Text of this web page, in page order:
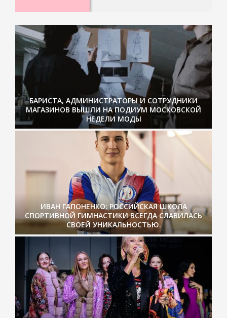
БАРИСТА, АДМИНИСТРАТОРЫ И СОТРУДНИКИ
МАГАЗИНОВ ВЫШЛИ НА ПОДИУМ МОСКОВСКОЙ
НЕДЕЛИ МОДЫ
ИВАН ГАПОНЕНКО: РОССИЙСКАЯ ШКОЛА
СПОРТИВНОЙ ГИМНАСТИКИ ВСЕГДА СЛАВИЛАСЬ
СВОЕЙ УНИКАЛЬНОСТЬЮ.